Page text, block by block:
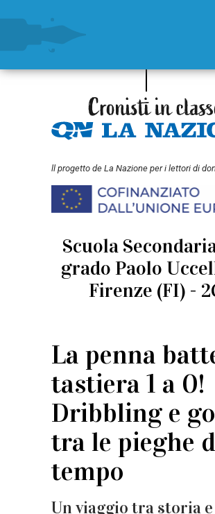
ll progetto de La Nazione per i lettori di
Scuola
grado Paolo
Firenze (FI) -
La penna
tastiera 1 a 0!
Dribbling e
tra le pieghe
tempo
Un viaggio tra storia e